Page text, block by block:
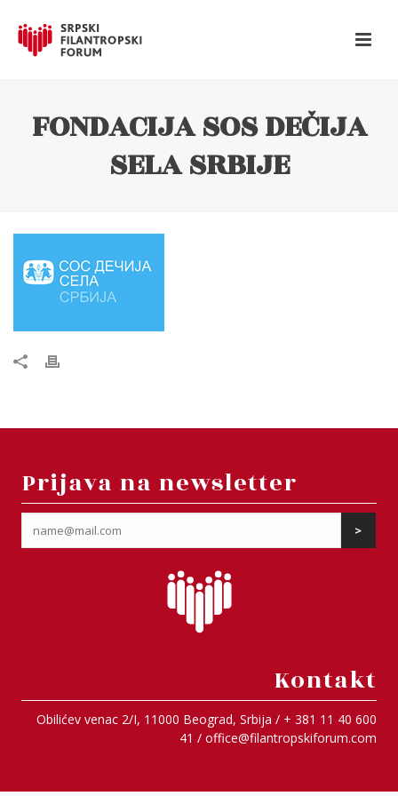
FONDACIJA SOS DEČIJA
SELA SRBIJE
Prijava na newsletter
Kontakt
Obilićev venac 2/I, 11000 Beograd, Srbija / + 381 11 40 600
41 / office@filantropskiforum.com